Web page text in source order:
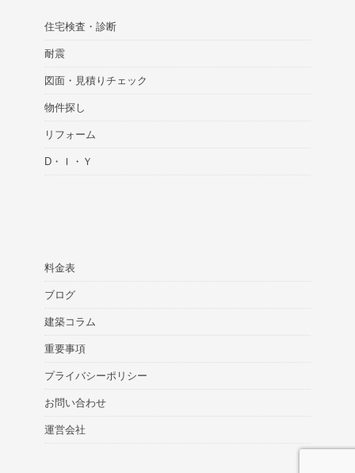
住宅検査・診断
耐震
図面・見積りチェック
物件探し
リフォーム
D・Ｉ・Ｙ
料金表
ブログ
建築コラム
重要事項
プライバシーポリシー
お問い合わせ
運営会社